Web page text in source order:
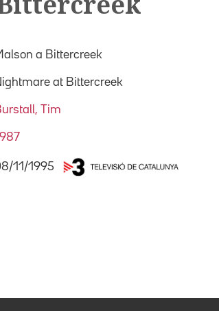
a Bittercreek
at Bittercreek
Tim
11/1995